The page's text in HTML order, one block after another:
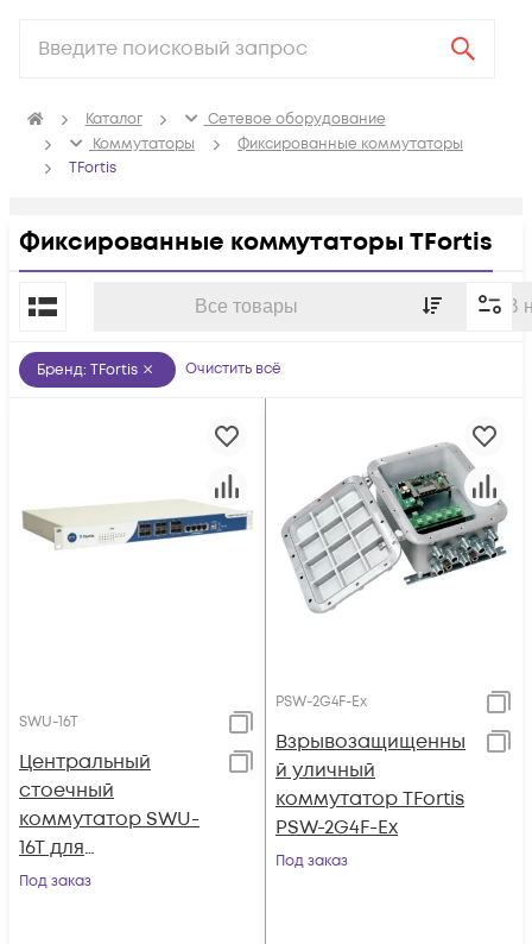
Каталог
Сетевое оборудование
Коммутаторы
Фиксированные коммутаторы
TFortis
Фиксированные коммутаторы TFortis
Все товары В
По популярности
Бренд: TFortis Очистить всё
SWU-16T
Центральный
стоечный
коммутатор SWU-
16T для
подключения
Под заказ
PSW-2G4F-Ex
Взрывозащищенны
й уличный
коммутатор TFortis
PSW-2G4F-Ex
Под заказ